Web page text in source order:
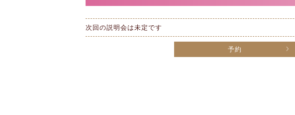
次回の説明会は未定です
予約